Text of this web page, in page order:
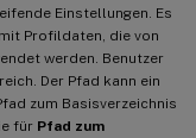
Einstellungen. Es
Profildaten, die von
werden. Benutzer
Der Pfad kann ein
zum Basisverzeichnis
für Pfad zum